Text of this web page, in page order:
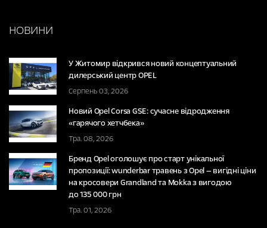
НОВИНИ
У Житомир відкрився новий концептуальний
дилерський центр OPEL
Серпень 03, 2026
Новий Opel Corsa GSE: сучасне відродження
«гарячого хетчбека»
Тра. 08, 2026
Бренд Opel оголошує про старт унікальної
пропозиції: wunderbar травень з Opel — вигідні ціни
на кросовери Grandland та Mokka з вигодою
до 135 000 грн
Тра. 01, 2026